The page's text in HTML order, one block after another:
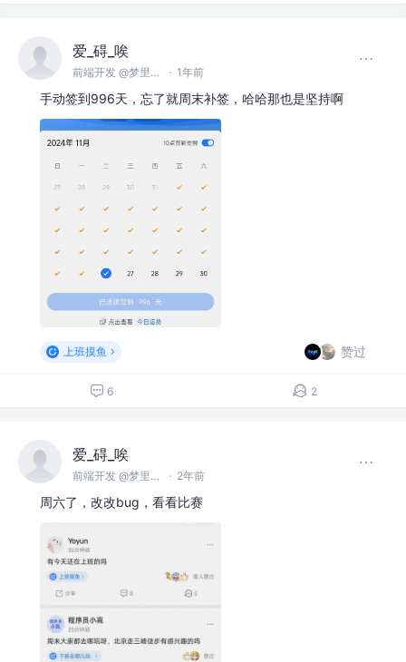
爱_碍_唉
前端开发 @梦里梦外 · 1年前
手动签到996天，忘了就周末补签，哈哈那也是坚持啊
上班摸鱼 赞过
6 2
爱_碍_唉
前端开发 @梦里梦外 · 2年前
周六了，改改bug，看看比赛